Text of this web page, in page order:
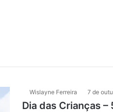
Wislayne Ferreira 7 de
Dia das Crianças –